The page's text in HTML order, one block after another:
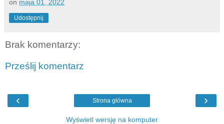
on maja 01, 2022
Udostępnij
Brak komentarzy:
Prześlij komentarz
‹ ›
Strona główna
Wyświetl wersję na komputer